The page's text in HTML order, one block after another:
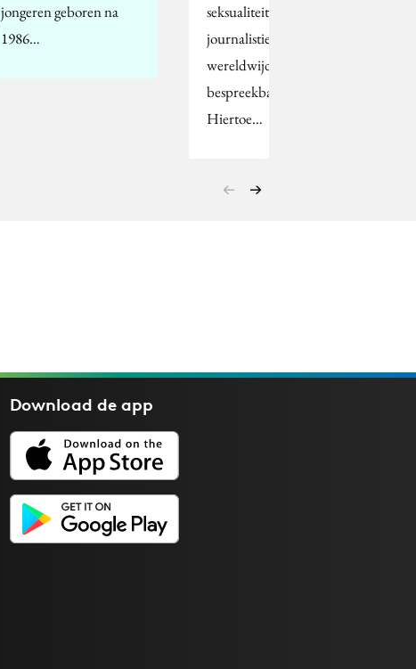
jongeren geboren na
1986…
seksualiteit op een
journalistieke manier
wereldwijd
bespreekbaar maken.
Hiertoe…
Download deapp